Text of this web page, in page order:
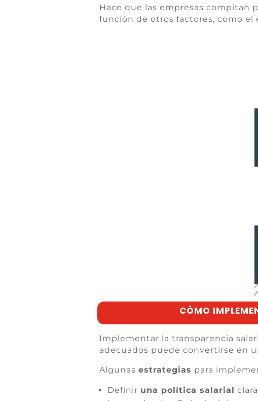
Hace que las empresas compitan
función de otros factores, como
CÓMO
Implementar la transparencia
adecuados puede convertirse en
Algunasestrategias para
Definir una política salarial